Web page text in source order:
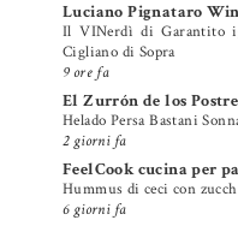
Luciano Pignataro
Il VINerdì di Garantito
Cigliano di Sopra
9 ore fa
El Zurrón de los
Helado Persa Bastani
2 giorni fa
FeelCook cucina per
Hummus di ceci con
6 giorni fa